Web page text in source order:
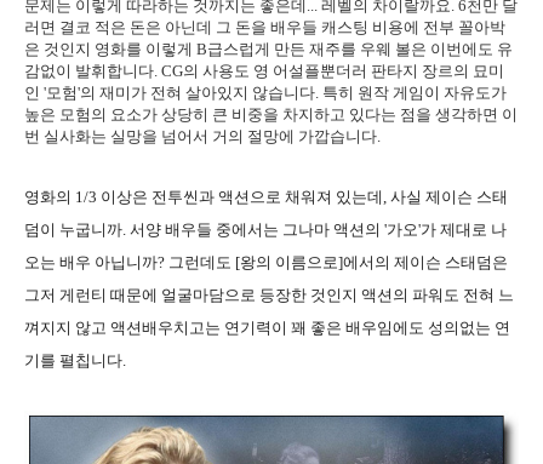
문제는 이렇게 따라하는 것까지는 좋은데... 레벨의 차이랄까요. 6천만 달
러면 결코 적은 돈은 아닌데 그 돈을 배우들 캐스팅 비용에 전부 꼴아박
은 것인지 영화를 이렇게 B급스럽게 만든 재주를 우웨 볼은 이번에도 유
감없이 발휘합니다. CG의 사용도 영 어설플뿐더러 판타지 장르의 묘미
인 '모험'의 재미가 전혀 살아있지 않습니다. 특히 원작 게임이 자유도가
높은 모험의 요소가 상당히 큰 비중을 차지하고 있다는 점을 생각하면 이
번 실사화는 실망을 넘어서 거의 절망에 가깝습니다.
영화의 1/3 이상은 전투씬과 액션으로 채워져 있는데, 사실 제이슨 스태
덤이 누굽니까. 서양 배우들 중에서는 그나마 액션의 '가오'가 제대로 나
오는 배우 아닙니까? 그런데도 [왕의 이름으로]에서의 제이슨 스태덤은
그저 게런티 때문에 얼굴마담으로 등장한 것인지 액션의 파워도 전혀 느
껴지지 않고 액션배우치고는 연기력이 꽤 좋은 배우임에도 성의없는 연
기를 펼칩니다.